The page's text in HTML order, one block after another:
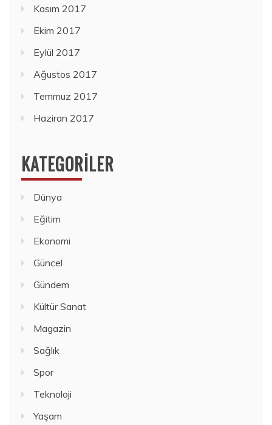
Kasım 2017
Ekim 2017
Eylül 2017
Ağustos 2017
Temmuz 2017
Haziran 2017
KATEGORILER
Dünya
Eğitim
Ekonomi
Güncel
Gündem
Kültür Sanat
Magazin
Sağlık
Spor
Teknoloji
Yaşam